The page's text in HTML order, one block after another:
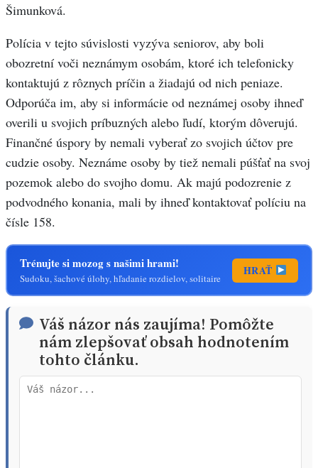
Šimunková.
Polícia v tejto súvislosti vyzýva seniorov, aby boli
obozretní voči neznámym osobám, ktoré ich telefonicky
kontaktujú z rôznych príčin a žiadajú od nich peniaze.
Odporúča im, aby si informácie od neznámej osoby ihneď
overili u svojich príbuzných alebo ľudí, ktorým dôverujú.
Finančné úspory by nemali vyberať zo svojich účtov pre
cudzie osoby. Neznáme osoby by tiež nemali púšťať na svoj
pozemok alebo do svojho domu. Ak majú podozrenie z
podvodného konania, mali by ihneď kontaktovať políciu na
čísle 158.
Trénujte si mozog s našimi hrami!
Sudoku, šachové úlohy, hľadanie rozdielov, solitaire
HRAŤ
Váš názor nás zaujíma! Pomôžte
nám zlepšovať obsah hodnotením
tohto článku.